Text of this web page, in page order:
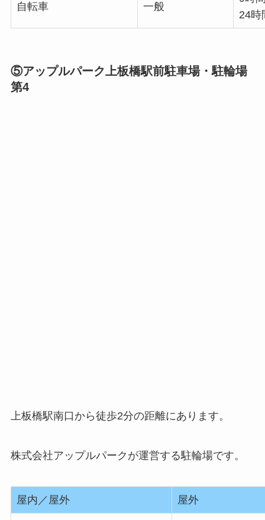
自転車 一般
24時
⑤アップルパーク上板橋駅前駐車場・駐輪場
第4
上板橋駅南口から徒歩2分の距離にあります。
株式会社アップルパークが運営する駐輪場です。
屋内／屋外 屋外